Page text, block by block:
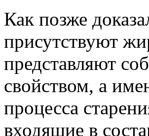
Как позже
присутствуют
представляют
свойством, а
процесса
входящие в